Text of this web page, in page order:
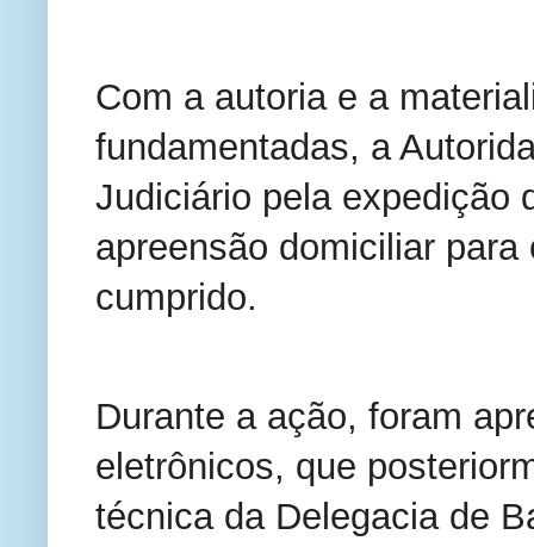
Com a autoria e a
fundamentadas, a
Judiciário pela expedição
apreensão domiciliar
cumprido.
Durante a ação, foram
eletrônicos, que
técnica da Delegacia de